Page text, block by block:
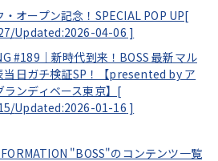
オープン記念！SPECIAL POP UP[
Updated:2026-04-06 ]
#189｜新時代到来！BOSS 最新マル
当日ガチ検証SP！【presented by ア
ランディベース東京】[
Updated:2026-01-16 ]
"BOSS"のコンテンツ一覧